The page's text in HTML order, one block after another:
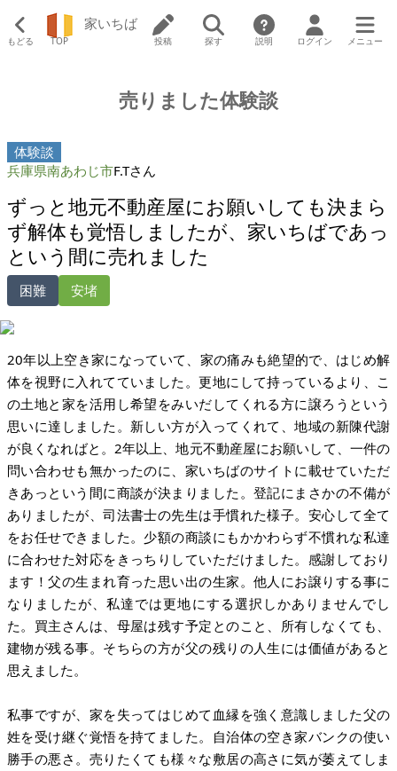
もどる TOP
家いちば
投稿 探す 説明 ログイン メニュー
売りました体験談
体験談
兵庫県南あわじ市F.Tさん
ずっと地元不動産屋にお願いしても決まら
ず解体も覚悟しましたが、家いちばであっ
という間に売れました
困難 安堵
20年以上空き家になっていて、家の痛みも絶望的で、はじめ解
体を視野に入れてていました。更地にして持っているより、こ
の土地と家を活用し希望をみいだしてくれる方に譲ろうという
思いに達しました。新しい方が入ってくれて、地域の新陳代謝
が良くなればと。2年以上、地元不動産屋にお願いして、一件の
問い合わせも無かったのに、家いちばのサイトに載せていただ
きあっという間に商談が決まりました。登記にまさかの不備が
ありましたが、司法書士の先生は手慣れた様子。安心して全て
をお任せできました。少額の商談にもかかわらず不慣れな私達
に合わせた対応をきっちりしていただけました。感謝しており
ます！父の生まれ育った思い出の生家。他人にお譲りする事に
なりましたが、私達では更地にする選択しかありませんでし
た。買主さんは、母屋は残す予定とのこと、所有しなくても、
建物が残る事。そちらの方が父の残りの人生には価値があると
思えました。
私事ですが、家を失ってはじめて血縁を強く意識しました父の
姓を受け継ぐ覚悟を持てました。自治体の空き家バンクの使い
勝手の悪さ。売りたくても様々な敷居の高さに気が萎えてしま